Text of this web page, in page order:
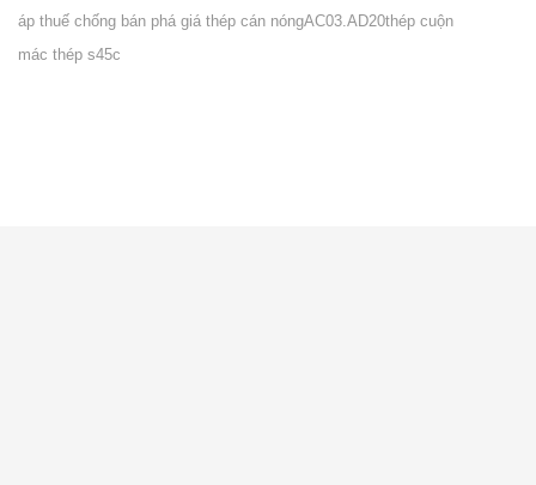
áp thuế chống bán phá giá thép cán nóngAC03.AD20thép cuộn
mác thép s45c